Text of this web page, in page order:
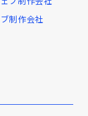
制作会社